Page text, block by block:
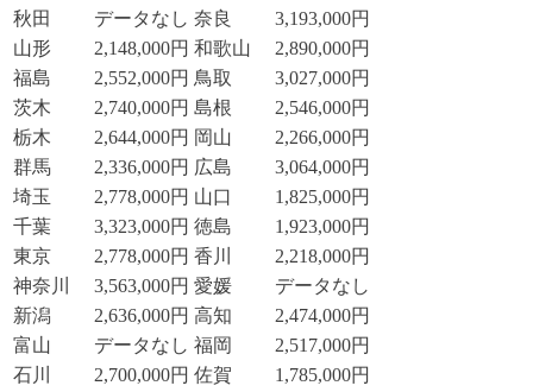
秋田
データなし 奈良
3,193,000円
山形
2,148,000円 和歌山
2,890,000円
福島
2,552,000円 鳥取
3,027,000円
茨木
2,740,000円 島根
2,546,000円
栃木
2,644,000円 岡山
2,266,000円
群馬
2,336,000円 広島
3,064,000円
埼玉
2,778,000円 山口
1,825,000円
千葉
3,323,000円 徳島
1,923,000円
東京
2,778,000円 香川
2,218,000円
神奈川
3,563,000円 愛媛
データなし
新潟
2,636,000円 高知
2,474,000円
富山
データなし 福岡
2,517,000円
石川
2,700,000円 佐賀
1,785,000円